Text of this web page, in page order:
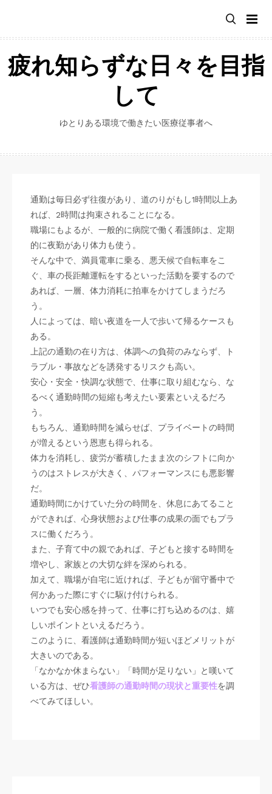
content
疲れ知らずな日々を目指
して
ゆとりある環境で働きたい医療従事者へ
通勤は毎日必ず往復があり、道のりがもし1時間以上あ
れば、2時間は拘束されることになる。
職場にもよるが、一般的に病院で働く看護師は、定期
的に夜勤があり体力も使う。
そんな中で、満員電車に乗る、悪天候で自転車をこ
ぐ、車の長距離運転をするといった活動を要するので
あれば、一層、体力消耗に拍車をかけてしまうだろ
う。
人によっては、暗い夜道を一人で歩いて帰るケースも
ある。
上記の通勤の在り方は、体調への負荷のみならず、ト
ラブル・事故などを誘発するリスクも高い。
安心・安全・快調な状態で、仕事に取り組むなら、な
るべく通勤時間の短縮も考えたい要素といえるだろ
う。
もちろん、通勤時間を減らせば、プライベートの時間
が増えるという恩恵も得られる。
体力を消耗し、疲労が蓄積したまま次のシフトに向か
うのはストレスが大きく、パフォーマンスにも悪影響
だ。
通勤時間にかけていた分の時間を、休息にあてること
ができれば、心身状態および仕事の成果の面でもプラ
スに働くだろう。
また、子育て中の親であれば、子どもと接する時間を
増やし、家族との大切な絆を深められる。
加えて、職場が自宅に近ければ、子どもが留守番中で
何かあった際にすぐに駆け付けられる。
いつでも安心感を持って、仕事に打ち込めるのは、嬉
しいポイントといえるだろう。
このように、看護師は通勤時間が短いほどメリットが
大きいのである。
「なかなか休まらない」「時間が足りない」と嘆いて
いる方は、ぜひ看護師の通勤時間の現状と重要性を調
べてみてほしい。